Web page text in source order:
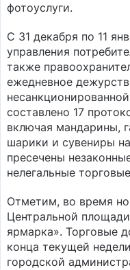
фотоуслуги.
С 31 декабря по 11
управления
также
ежедневное
составлено 17
включая мандарины,
шарики и сувениры
пресечены
нелегальные
Отметим, во время
Центральной
ярмарка». Торговые
конца текущей
городской